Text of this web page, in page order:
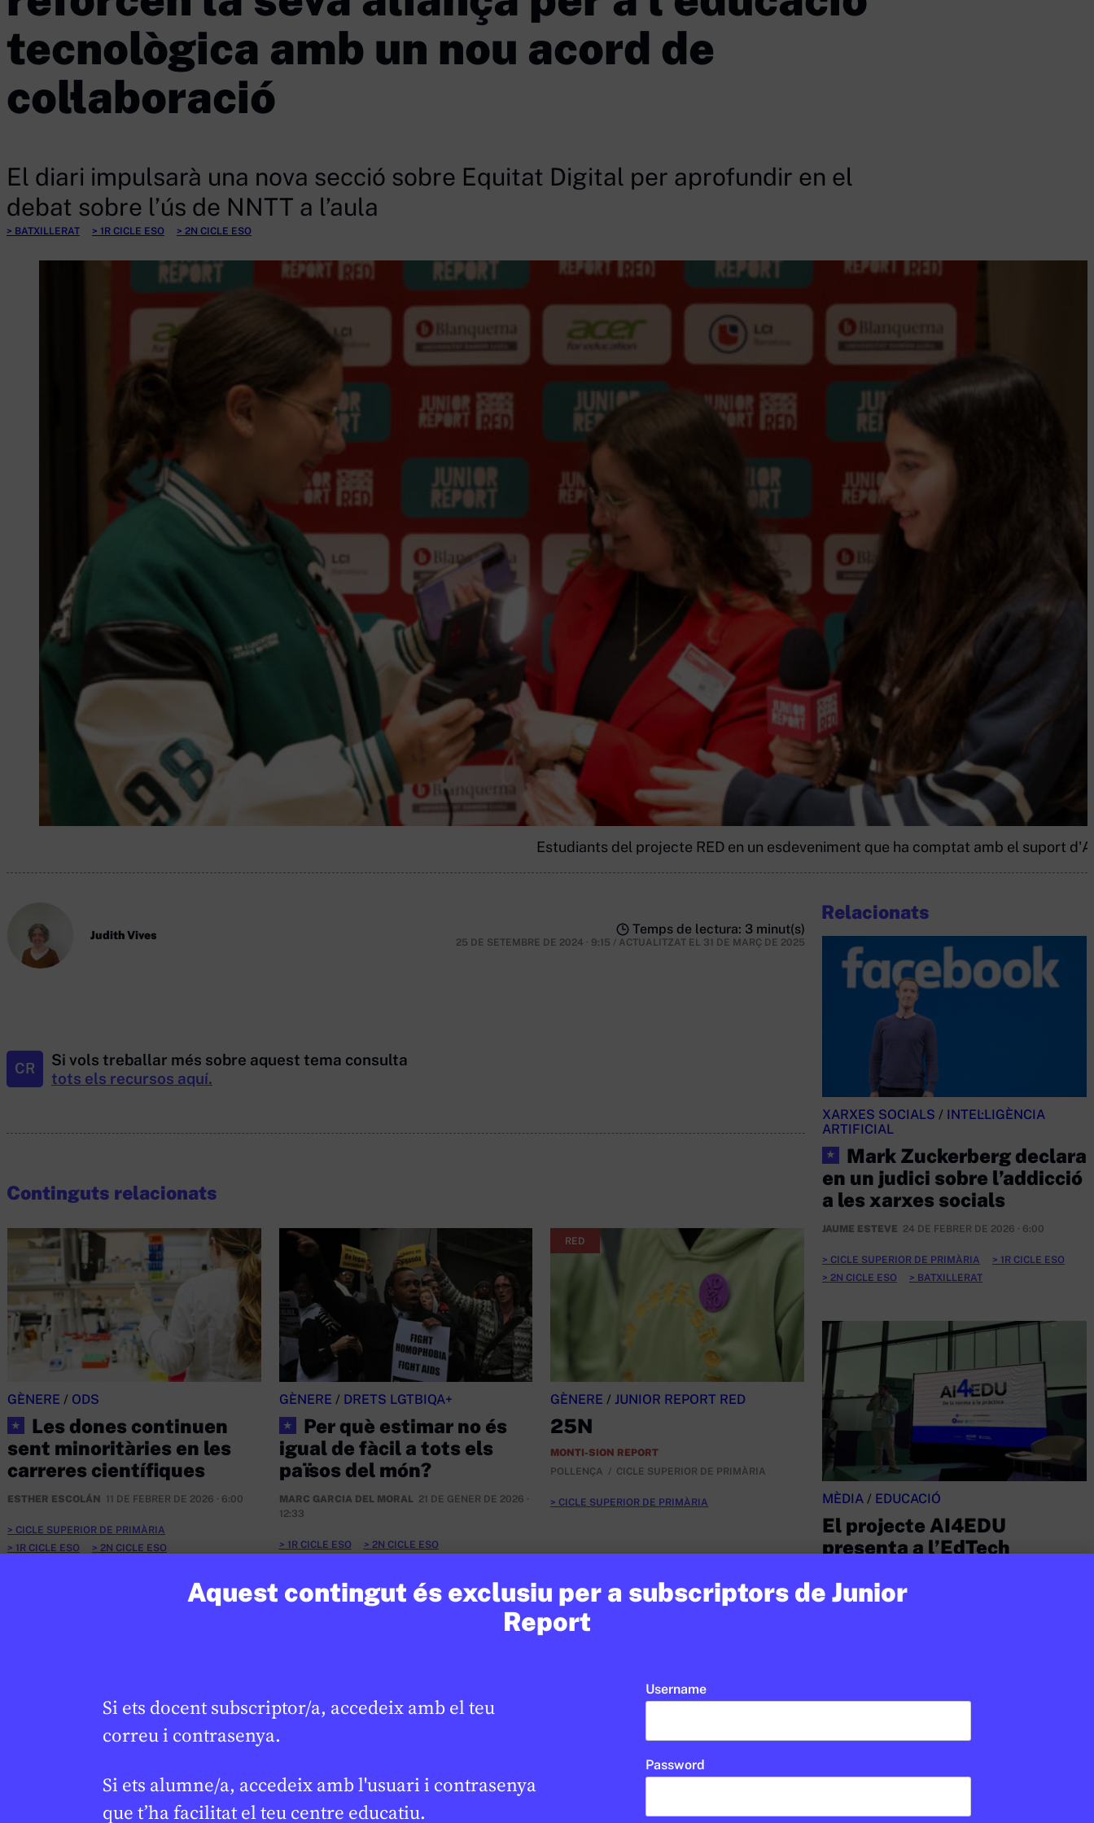
tecnològica amb un nou acord de
col·laboració
El diari impulsarà una nova secció sobre Equitat Digital per aprofundir en el
debat sobre l’ús de NNTT a l’aula
BATXILLERAT 1R CICLE ESO 2N CICLE ESO
Estudiants del projecte RED en un esdeveniment que ha comptat amb el suport
Judith Vives Temps de lectura: 3 minut(s)
25 DE SETEMBRE DE 2024 · 9:15 / ACTUALITZAT EL 31 DE MARÇ DE 2025
Aquest contingut és exclusiu per a subscriptors de Junior
Report
Si ets docent subscriptor/a, accedeix amb el teu
correu i contrasenya.
Si ets alumne/a, accedeix amb l'usuari i contrasenya
que t’ha facilitat el teu centre educatiu.
Username
Password
CR
Si vols treballar més sobre aquest tema consulta
tots els recursos aquí.
Continguts relacionats
GÈNERE / ODS
★
Les dones continuen
sent minoritàries en les
carreres científiques
ESTHER ESCOLÁN 11 DE FEBRER DE 2026 · 6:00
CICLE SUPERIOR DE PRIMÀRIA
1R CICLE ESO
2N CICLE ESO
GÈNERE / DRETS LGTBIQA+
★
Per què estimar no és
igual de fàcil a tots els
països del món?
MARC GARCIA DEL MORAL 21 DE GENER DE 2026 ·
12:33
1R CICLE ESO
2N CICLE ESO
RED
GÈNERE /JUNIOR REPORT RED
25N
MONTI-SION REPORT
POLLENÇA
CICLE SUPERIOR DE PRIMÀRIA
CICLE SUPERIOR DE PRIMÀRIA
Relacionats
XARXES SOCIALS / INTEL·LIGÈNCIA
ARTIFICIAL
★
Mark Zuckerberg declara
en un judici sobre l’addicció
a les xarxes socials
JAUME ESTEVE 24 DE FEBRER DE 2026 · 6:00
CICLE SUPERIOR DE PRIMÀRIA
1R CICLE ESO
2N CICLE ESO
BATXILLERAT
MÈDIA / EDUCACIÓ
El projecte AI4EDU
presenta a l’EdTech
per a una IA ètica i